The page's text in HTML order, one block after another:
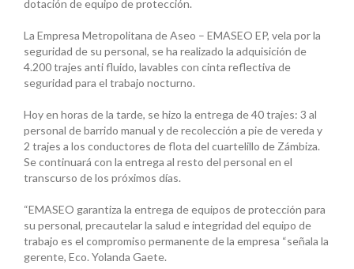
dotación de equipo de protección.
La Empresa Metropolitana de Aseo – EMASEO EP, vela por la
seguridad de su personal, se ha realizado la adquisición de
4.200 trajes anti fluido, lavables con cinta reflectiva de
seguridad para el trabajo nocturno.
Hoy en horas de la tarde, se hizo la entrega de 40 trajes: 3 al
personal de barrido manual y de recolección a pie de vereda y
2 trajes a los conductores de flota del cuartelillo de Zámbiza.
Se continuará con la entrega al resto del personal en el
transcurso de los próximos días.
“EMASEO garantiza la entrega de equipos de protección para
su personal, precautelar la salud e integridad del equipo de
trabajo es el compromiso permanente de la empresa “señala la
gerente, Eco. Yolanda Gaete.